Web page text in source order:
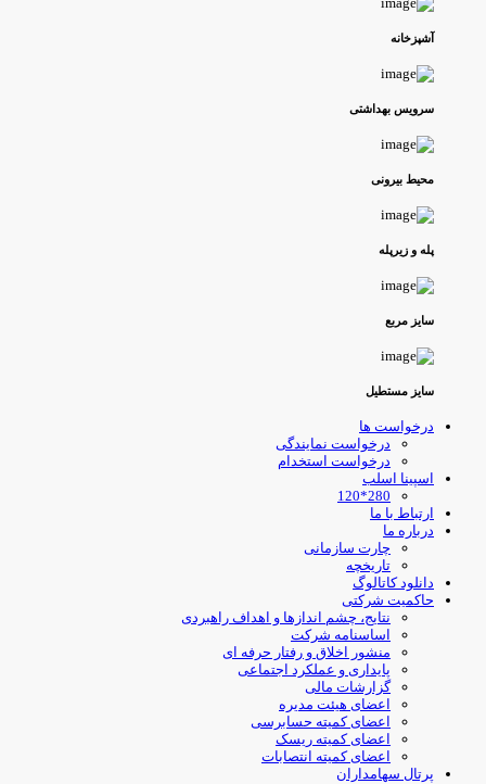
آشپزخانه
سرویس بهداشتی
محیط بیرونی
پله و زیرپله
سایز مربع
سایز مستطیل
درخواست ها
درخواست نمایندگی
درخواست استخدام
اسپینا اسلب
280*120
ارتباط با ما
درباره ما
چارت سازمانی
تاریخچه
دانلود کاتالوگ
حاکمیت شرکتی
نتایج، چشم اندازها و اهداف راهبردی
اساسنامه شرکت
منشور اخلاق و رفتار حرفه ای
پایداری و عملکرد اجتماعی
گزارشات مالی
اعضای هیئت مدیره
اعضای کمیته حسابرسی
اعضای کمیته ریسک
اعضای کمیته انتصابات
پرتال سهامداران